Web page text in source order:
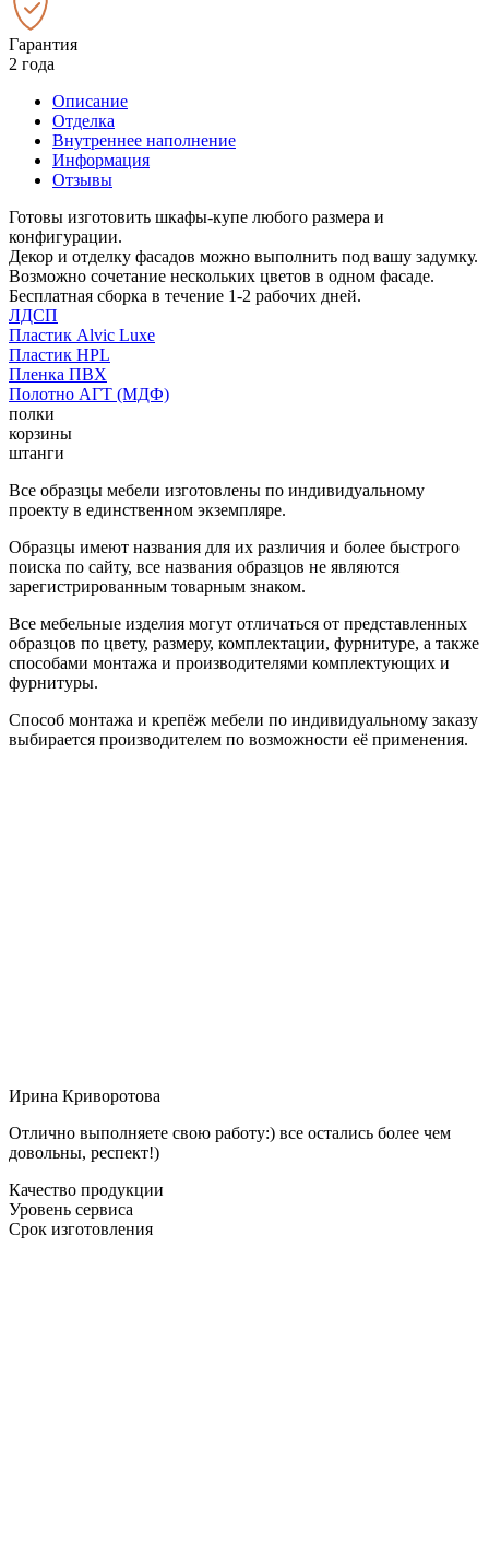
Гарантия
2 года
Описание
Отделка
Внутреннее наполнение
Информация
Отзывы
Готовы изготовить шкафы-купе любого размера и
конфигурации.
Декор и отделку фасадов можно выполнить под вашу задумку.
Возможно сочетание нескольких цветов в одном фасаде.
Бесплатная сборка в течение 1-2 рабочих дней.
ЛДСП
Пластик Alvic Luxe
Пластик HPL
Пленка ПВХ
Полотно АГТ (МДФ)
полки
корзины
штанги
Все образцы мебели изготовлены по индивидуальному
проекту в единственном экземпляре.
Образцы имеют названия для их различия и более быстрого
поиска по сайту, все названия образцов не являются
зарегистрированным товарным знаком.
Все мебельные изделия могут отличаться от представленных
образцов по цвету, размеру, комплектации, фурнитуре, а также
способами монтажа и производителями комплектующих и
фурнитуры.
Способ монтажа и крепёж мебели по индивидуальному заказу
выбирается производителем по возможности её применения.
Ирина Криворотова
Отлично выполняете свою работу:) все остались более чем
довольны, респект!)
Качество продукции
Уровень сервиса
Срок изготовления